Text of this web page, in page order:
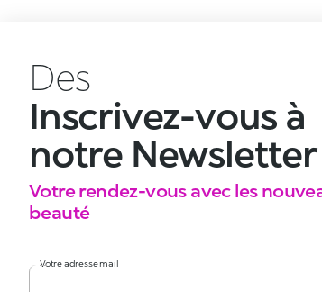
Des
Inscrivez-vous à
notre Newsletter
Votre rendez-vous avec les
beauté
Votre adresse mail